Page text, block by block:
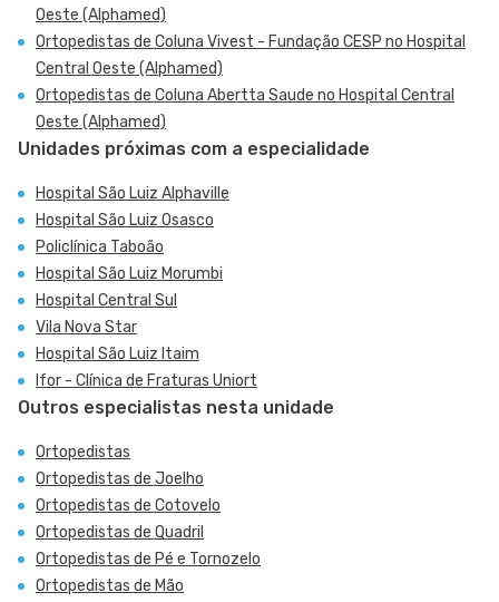
Oeste (Alphamed)
Ortopedistas de Coluna Vivest - Fundação CESP no Hospital
Central Oeste (Alphamed)
Ortopedistas de Coluna Abertta Saude no Hospital Central
Oeste (Alphamed)
Unidades próximas com a especialidade
Hospital São Luiz Alphaville
Hospital São Luiz Osasco
Policlínica Taboão
Hospital São Luiz Morumbi
Hospital Central Sul
Vila Nova Star
Hospital São Luiz Itaim
Ifor - Clínica de Fraturas Uniort
Outros especialistas nesta unidade
Ortopedistas
Ortopedistas de Joelho
Ortopedistas de Cotovelo
Ortopedistas de Quadril
Ortopedistas de Pé e Tornozelo
Ortopedistas de Mão